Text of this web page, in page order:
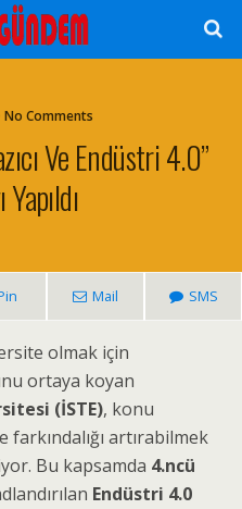
No Comments
Ve Endüstri 4.0”
Yapıldı
Mail SMS
olmak için
ortaya koyan
(İSTE), konu
artırabilmek
Bu kapsamda 4.ncü
Endüstri 4.0